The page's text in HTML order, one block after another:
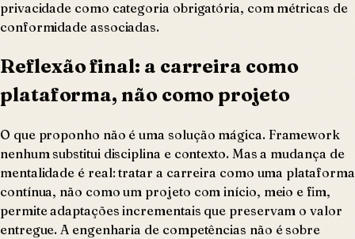
privacidade como categoria obrigatória, com métricas de
conformidade associadas.
Reflexão final: a carreira como
plataforma, não como projeto
O que proponho não é uma solução mágica. Framework
nenhum substitui disciplina e contexto. Mas a mudança de
mentalidade é real: tratar a carreira como uma plataforma
contínua, não como um projeto com início, meio e fim,
permite adaptações incrementais que preservam o valor
entregue. A engenharia de competências não é sobre